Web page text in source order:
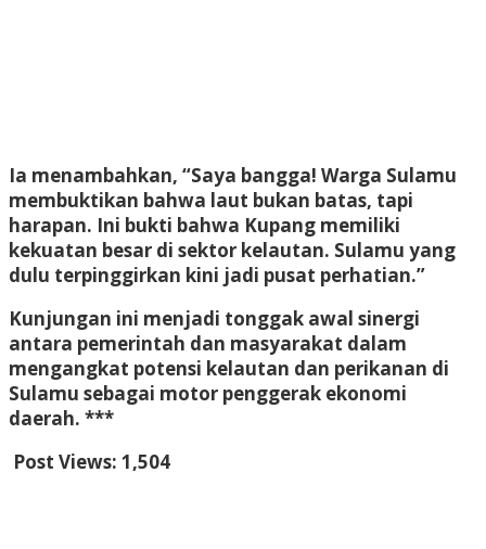
Ia menambahkan, “Saya bangga! Warga Sulamu
membuktikan bahwa laut bukan batas, tapi
harapan. Ini bukti bahwa Kupang memiliki
kekuatan besar di sektor kelautan. Sulamu yang
dulu terpinggirkan kini jadi pusat perhatian.”
Kunjungan ini menjadi tonggak awal sinergi
antara pemerintah dan masyarakat dalam
mengangkat potensi kelautan dan perikanan di
Sulamu sebagai motor penggerak ekonomi
daerah. ***
Post Views: 1,504